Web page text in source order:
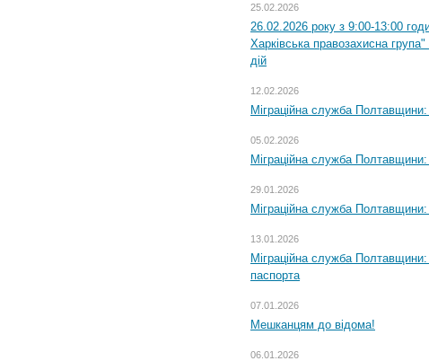
25.02.2026
26.02.2026 року з 9:00-13:00
Харківська правозахисна
дій
12.02.2026
Міграційна служба
05.02.2026
Міграційна служба Полтавщини:
29.01.2026
Міграційна служба
13.01.2026
Міграційна служба
паспорта
07.01.2026
Мешканцям до відома!
06.01.2026